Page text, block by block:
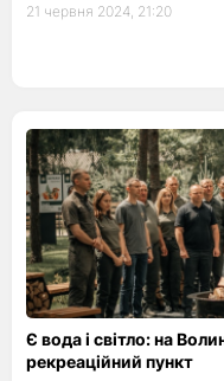
21 червня 2024, 21:20
Є вода і світло: на
рекреаційний пункт